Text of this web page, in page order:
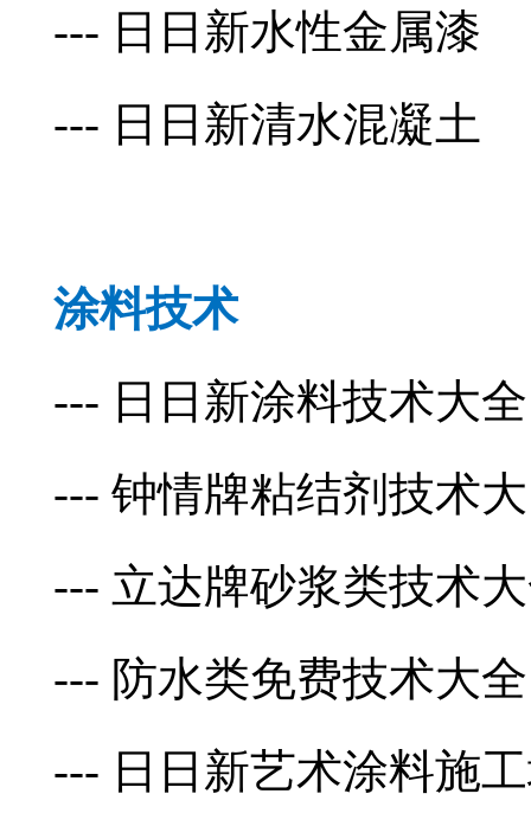
--- 日日新水性金属漆
--- 日日新清水混凝土
涂料技术
--- 日日新涂料技术大全
--- 钟情牌粘结剂技术大
--- 立达牌砂浆类技术
--- 防水类免费技术大全
--- 日日新艺术涂料施